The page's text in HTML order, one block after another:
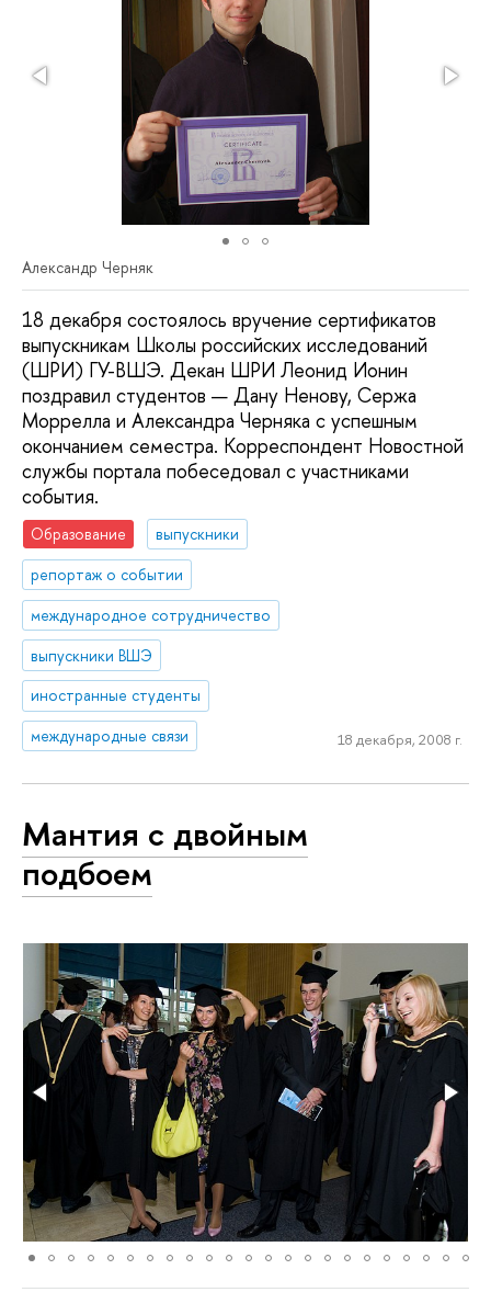
Александр Черняк
18 декабря состоялось вручение сертификатов
выпускникам Школы российских исследований
(ШРИ) ГУ-ВШЭ. Декан ШРИ Леонид Ионин
поздравил студентов — Дану Ненову, Сержа
Моррелла и Александра Черняка с успешным
окончанием семестра. Корреспондент Новостной
службы портала побеседовал с участниками
события.
Образование
выпускники
репортаж о событии
международное сотрудничество
выпускники ВШЭ
иностранные студенты
международные связи
18 декабря, 2008 г.
Мантия с двойным
подбоем